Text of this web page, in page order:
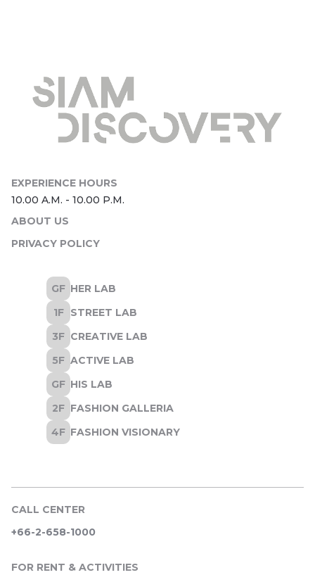
ABOUT US
PRIVACY POLICY
CALL CENTER
+66-2-658-1000
FOR RENT & ACTIVITIES